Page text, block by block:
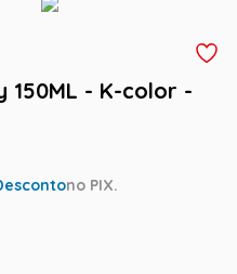
150ML - K-color -
no PIX.